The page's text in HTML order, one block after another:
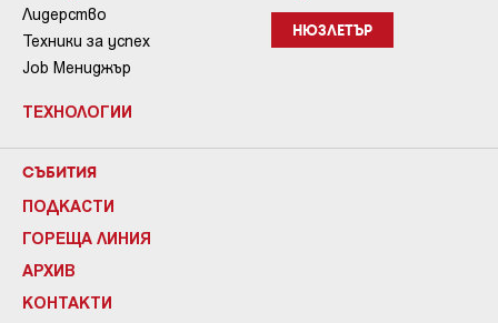
Лидерство
Техники за успех
Job Мениджър
ТЕХНОЛОГИИ
НЮЗЛЕТЪР
СЪБИТИЯ
ПОДКАСТИ
ГОРЕЩА ЛИНИЯ
АРХИВ
КОНТАКТИ